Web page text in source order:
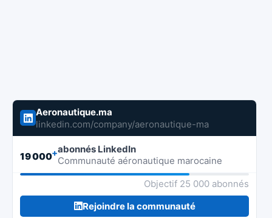
Aeronautique.ma
linkedin.com/company/aeronautique-ma
19 000+abonnés LinkedIn
Communauté aéronautique marocaine
Objectif 25 000 abonnés
Rejoindre la communauté